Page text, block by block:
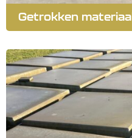
Getrokken materiaal